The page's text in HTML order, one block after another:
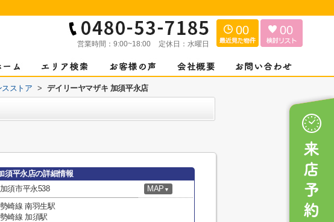
営業時間： 9:00~18:00 定休日： 水曜日
00 00
ストア > デイリーヤマザキ 加須平永店
須平永店の詳細情報
須市平永538 MAP ▼
崎線 南羽生駅
崎線 加須駅